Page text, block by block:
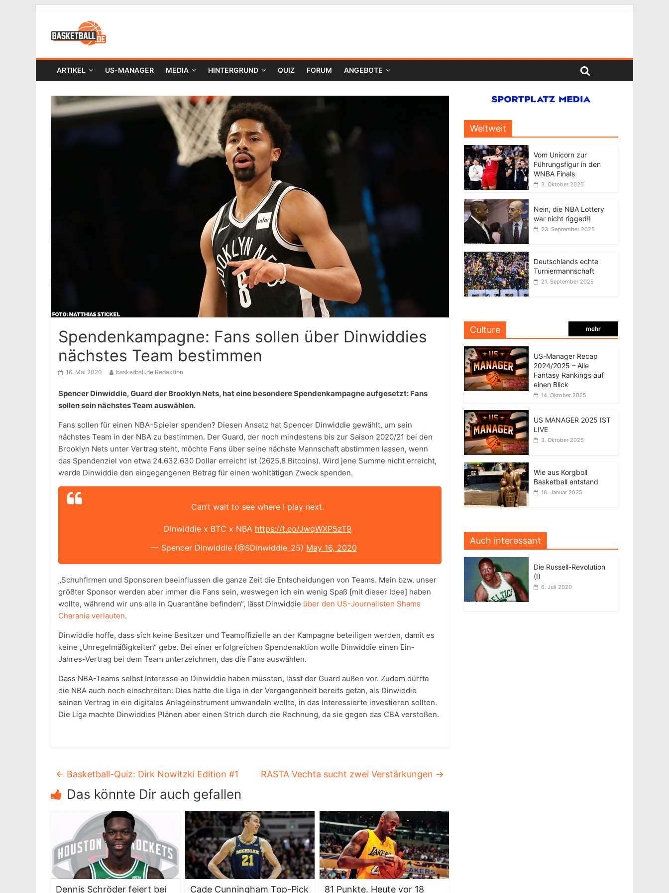
ARTIKEL US-MANAGER MEDIA HINTERGRUND QUIZ FORUM ANGEBOTE
Spendenkampagne: Fans sollen über Dinwiddies
nächstes Team bestimmen
16. Mai 2020 basketball.de Redaktion
Spencer Dinwiddie, Guard der Brooklyn Nets, hat eine besondere Spendenkampagne aufgesetzt: Fans
sollen sein nächstes Team auswählen.
Fans sollen für einen NBA-Spieler spenden? Diesen Ansatz hat Spencer Dinwiddie gewählt, um sein
nächstes Team in der NBA zu bestimmen. Der Guard, der noch mindestens bis zur Saison 2020/21 bei den
Brooklyn Nets unter Vertrag steht, möchte Fans über seine nächste Mannschaft abstimmen lassen, wenn
das Spendenziel von etwa 24.632.630 Dollar erreicht ist (2625,8 Bitcoins). Wird jene Summe nicht erreicht,
werde Dinwiddie den eingegangenen Betrag für einen wohltätigen Zweck spenden.
Can’t wait to see where I play next.
Dinwiddie x BTC x NBA https://t.co/JwqWXP5zT9
— Spencer Dinwiddie (@SDinwiddie_25) May 16, 2020
„Schuhfirmen und Sponsoren beeinflussen die ganze Zeit die Entscheidungen von Teams. Mein bzw. unser
größter Sponsor werden aber immer die Fans sein, weswegen ich ein wenig Spaß [mit dieser Idee] haben
wollte, während wir uns alle in Quarantäne befinden“, lässt Dinwiddie über den US-Journalisten Shams
Charania verlauten.
Dinwiddie hoffe, dass sich keine Besitzer und Teamoffizielle an der Kampagne beteiligen werden, damit es
keine „Unregelmäßigkeiten“ gebe. Bei einer erfolgreichen Spendenaktion wolle Dinwiddie einen Ein-
Jahres-Vertrag bei dem Team unterzeichnen, das die Fans auswählen.
Dass NBA-Teams selbst Interesse an Dinwiddie haben müssten, lässt der Guard außen vor. Zudem dürfte
die NBA auch noch einschreiten: Dies hatte die Liga in der Vergangenheit bereits getan, als Dinwiddie
seinen Vertrag in ein digitales Anlageinstrument umwandeln wollte, in das Interessierte investieren sollten.
Die Liga machte Dinwiddies Plänen aber einen Strich durch die Rechnung, da sie gegen das CBA verstoßen.
← Basketball-Quiz: Dirk Nowitzki Edition #1 RASTA Vechta sucht zwei Verstärkungen →
Das könnte Dir auch gefallen
Dennis Schröder feiert bei Cade Cunningham Top-Pick 81 Punkte. Heute vor 18
Weltweit
Vom Unicorn zur
Führungsfigur in den
WNBA Finals
3. Oktober 2025
Nein, die NBA Lottery
war nicht rigged!!
23. September 2025
Deutschlands echte
Turniermannschaft
21. September 2025
Culture mehr
US-Manager Recap
2024/2025 – Alle
Fantasy Rankings auf
einen Blick
14. Oktober 2025
US MANAGER 2025 IST
LIVE
3. Oktober 2025
Wie aus Korgboll
Basketball entstand
16. Januar 2025
Auch interessant
Die Russell-Revolution
(I)
6. Juli 2020